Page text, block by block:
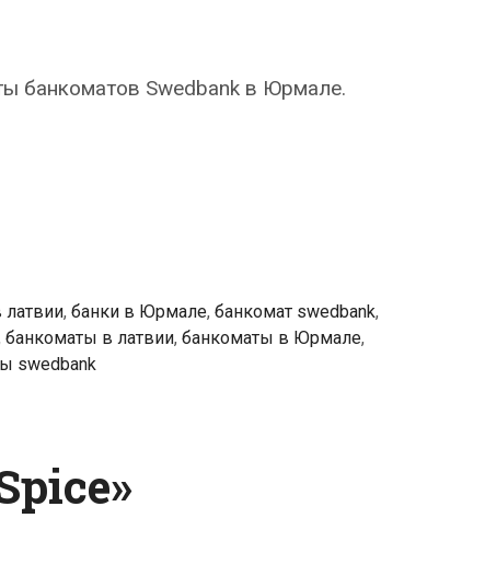
банкоматов Swedbank в Юрмале.
латвии, банки в Юрмале, банкомат swedbank,
банкоматы в латвии, банкоматы в Юрмале,
swedbank